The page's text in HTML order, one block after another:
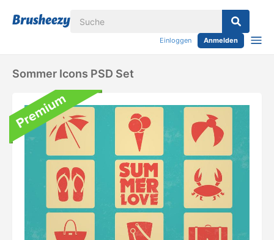
Einloggen Anmelden
Sommer Icons PSD Set